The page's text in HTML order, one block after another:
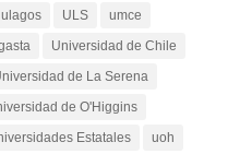
ulagos ULS
umce
Universidad de Chile
de La Serena
de O'Higgins
Estatales
uoh